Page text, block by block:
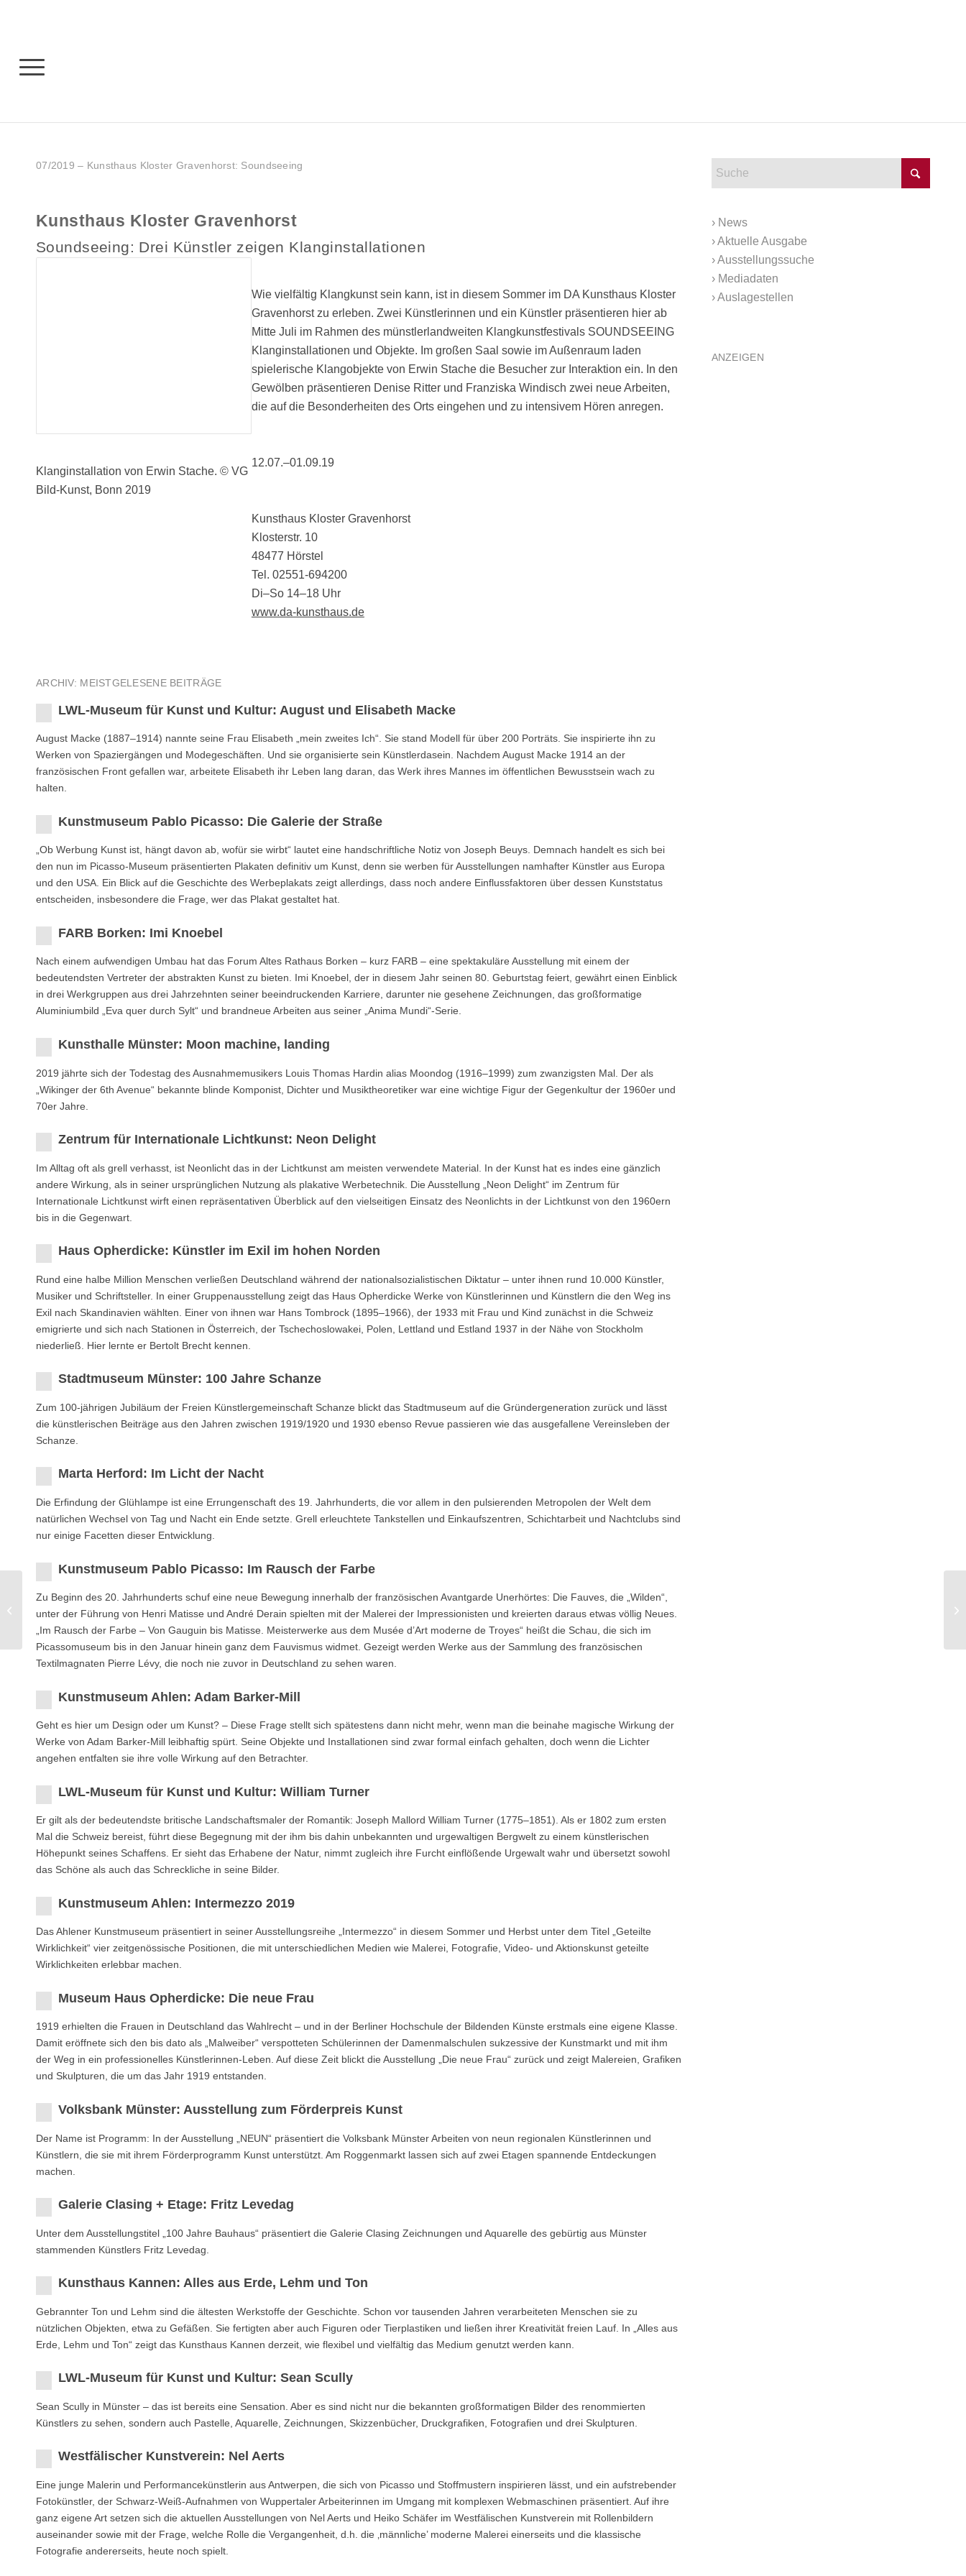
07/2019 – Kunsthaus Kloster Gravenhorst: Soundseeing
Kunsthaus Kloster Gravenhorst
Soundseeing: Drei Künstler zeigen Klanginstallationen
Klanginstallation von Erwin Stache. © VG
Bild-Kunst, Bonn 2019
Wie vielfältig Klangkunst sein kann, ist in diesem Sommer im DA Kunsthaus Kloster
Gravenhorst zu erleben. Zwei Künstlerinnen und ein Künstler präsentieren hier ab
Mitte Juli im Rahmen des münstlerlandweiten Klangkunstfestivals SOUNDSEEING
Klanginstallationen und Objekte. Im großen Saal sowie im Außenraum laden
spielerische Klangobjekte von Erwin Stache die Besucher zur Interaktion ein. In den
Gewölben präsentieren Denise Ritter und Franziska Windisch zwei neue Arbeiten,
die auf die Besonderheiten des Orts eingehen und zu intensivem Hören anregen.
12.07.–01.09.19
Kunsthaus Kloster Gravenhorst
Klosterstr. 10
48477 Hörstel
Tel. 02551-694200
Di–So 14–18 Uhr
www.da-kunsthaus.de
ARCHIV: MEISTGELESENE BEITRÄGE
LWL-Museum für Kunst und Kultur: August und Elisabeth Macke
August Macke (1887–1914) nannte seine Frau Elisabeth „mein zweites Ich“. Sie stand Modell für über 200 Porträts. Sie inspirierte ihn zu
Werken von Spaziergängen und Modegeschäften. Und sie organisierte sein Künstlerdasein. Nachdem August Macke 1914 an der
französischen Front gefallen war, arbeitete Elisabeth ihr Leben lang daran, das Werk ihres Mannes im öffentlichen Bewusstsein wach zu
halten.
Kunstmuseum Pablo Picasso: Die Galerie der Straße
„Ob Werbung Kunst ist, hängt davon ab, wofür sie wirbt“ lautet eine handschriftliche Notiz von Joseph Beuys. Demnach handelt es sich bei
den nun im Picasso-Museum präsentierten Plakaten definitiv um Kunst, denn sie werben für Ausstellungen namhafter Künstler aus Europa
und den USA. Ein Blick auf die Geschichte des Werbeplakats zeigt allerdings, dass noch andere Einflussfaktoren über dessen Kunststatus
entscheiden, insbesondere die Frage, wer das Plakat gestaltet hat.
FARB Borken: Imi Knoebel
Nach einem aufwendigen Umbau hat das Forum Altes Rathaus Borken – kurz FARB – eine spektakuläre Ausstellung mit einem der
bedeutendsten Vertreter der abstrakten Kunst zu bieten. Imi Knoebel, der in diesem Jahr seinen 80. Geburtstag feiert, gewährt einen Einblick
in drei Werkgruppen aus drei Jahrzehnten seiner beeindruckenden Karriere, darunter nie gesehene Zeichnungen, das großformatige
Aluminiumbild „Eva quer durch Sylt“ und brandneue Arbeiten aus seiner „Anima Mundi“-Serie.
Kunsthalle Münster: Moon machine, landing
2019 jährte sich der Todestag des Ausnahmemusikers Louis Thomas Hardin alias Moondog (1916–1999) zum zwanzigsten Mal. Der als
„Wikinger der 6th Avenue“ bekannte blinde Komponist, Dichter und Musiktheoretiker war eine wichtige Figur der Gegenkultur der 1960er und
70er Jahre.
Zentrum für Internationale Lichtkunst: Neon Delight
Im Alltag oft als grell verhasst, ist Neonlicht das in der Lichtkunst am meisten verwendete Material. In der Kunst hat es indes eine gänzlich
andere Wirkung, als in seiner ursprünglichen Nutzung als plakative Werbetechnik. Die Ausstellung „Neon Delight“ im Zentrum für
Internationale Lichtkunst wirft einen repräsentativen Überblick auf den vielseitigen Einsatz des Neonlichts in der Lichtkunst von den 1960ern
bis in die Gegenwart.
Haus Opherdicke: Künstler im Exil im hohen Norden
Rund eine halbe Million Menschen verließen Deutschland während der nationalsozialistischen Diktatur – unter ihnen rund 10.000 Künstler,
Musiker und Schriftsteller. In einer Gruppenausstellung zeigt das Haus Opherdicke Werke von Künstlerinnen und Künstlern die den Weg ins
Exil nach Skandinavien wählten. Einer von ihnen war Hans Tombrock (1895–1966), der 1933 mit Frau und Kind zunächst in die Schweiz
emigrierte und sich nach Stationen in Österreich, der Tschechoslowakei, Polen, Lettland und Estland 1937 in der Nähe von Stockholm
niederließ. Hier lernte er Bertolt Brecht kennen.
Stadtmuseum Münster: 100 Jahre Schanze
Zum 100-jährigen Jubiläum der Freien Künstlergemeinschaft Schanze blickt das Stadtmuseum auf die Gründergeneration zurück und lässt
die künstlerischen Beiträge aus den Jahren zwischen 1919/1920 und 1930 ebenso Revue passieren wie das ausgefallene Vereinsleben der
Schanze.
Marta Herford: Im Licht der Nacht
Die Erﬁndung der Glühlampe ist eine Errungenschaft des 19. Jahrhunderts, die vor allem in den pulsierenden Metropolen der Welt dem
natürlichen Wechsel von Tag und Nacht ein Ende setzte. Grell erleuchtete Tankstellen und Einkaufszentren, Schichtarbeit und Nachtclubs sind
nur einige Facetten dieser Entwicklung.
Kunstmuseum Pablo Picasso: Im Rausch der Farbe
Zu Beginn des 20. Jahrhunderts schuf eine neue Bewegung innerhalb der französischen Avantgarde Unerhörtes: Die Fauves, die „Wilden“,
unter der Führung von Henri Matisse und André Derain spielten mit der Malerei der Impressionisten und kreierten daraus etwas völlig Neues.
„Im Rausch der Farbe – Von Gauguin bis Matisse. Meisterwerke aus dem Musée d’Art moderne de Troyes“ heißt die Schau, die sich im
Picassomuseum bis in den Januar hinein ganz dem Fauvismus widmet. Gezeigt werden Werke aus der Sammlung des französischen
Textilmagnaten Pierre Lévy, die noch nie zuvor in Deutschland zu sehen waren.
Kunstmuseum Ahlen: Adam Barker-Mill
Geht es hier um Design oder um Kunst? – Diese Frage stellt sich spätestens dann nicht mehr, wenn man die beinahe magische Wirkung der
Werke von Adam Barker-Mill leibhaftig spürt. Seine Objekte und Installationen sind zwar formal einfach gehalten, doch wenn die Lichter
angehen entfalten sie ihre volle Wirkung auf den Betrachter.
LWL-Museum für Kunst und Kultur: William Turner
Er gilt als der bedeutendste britische Landschaftsmaler der Romantik: Joseph Mallord William Turner (1775–1851). Als er 1802 zum ersten
Mal die Schweiz bereist, führt diese Begegnung mit der ihm bis dahin unbekannten und urgewaltigen Bergwelt zu einem künstlerischen
Höhepunkt seines Schaffens. Er sieht das Erhabene der Natur, nimmt zugleich ihre Furcht einflößende Urgewalt wahr und übersetzt sowohl
das Schöne als auch das Schreckliche in seine Bilder.
Kunstmuseum Ahlen: Intermezzo 2019
Das Ahlener Kunstmuseum präsentiert in seiner Ausstellungsreihe „Intermezzo“ in diesem Sommer und Herbst unter dem Titel „Geteilte
Wirklichkeit“ vier zeitgenössische Positionen, die mit unterschiedlichen Medien wie Malerei, Fotografie, Video- und Aktionskunst geteilte
Wirklichkeiten erlebbar machen.
Museum Haus Opherdicke: Die neue Frau
1919 erhielten die Frauen in Deutschland das Wahlrecht – und in der Berliner Hochschule der Bildenden Künste erstmals eine eigene Klasse.
Damit eröffnete sich den bis dato als „Malweiber“ verspotteten Schülerinnen der Damenmalschulen sukzessive der Kunstmarkt und mit ihm
der Weg in ein professionelles Künstlerinnen-Leben. Auf diese Zeit blickt die Ausstellung „Die neue Frau“ zurück und zeigt Malereien, Grafiken
und Skulpturen, die um das Jahr 1919 entstanden.
Volksbank Münster: Ausstellung zum Förderpreis Kunst
Der Name ist Programm: In der Ausstellung „NEUN“ präsentiert die Volksbank Münster Arbeiten von neun regionalen Künstlerinnen und
Künstlern, die sie mit ihrem Förderprogramm Kunst unterstützt. Am Roggenmarkt lassen sich auf zwei Etagen spannende Entdeckungen
machen.
Galerie Clasing + Etage: Fritz Levedag
Unter dem Ausstellungstitel „100 Jahre Bauhaus“ präsentiert die Galerie Clasing Zeichnungen und Aquarelle des gebürtig aus Münster
stammenden Künstlers Fritz Levedag.
Kunsthaus Kannen: Alles aus Erde, Lehm und Ton
Gebrannter Ton und Lehm sind die ältesten Werkstoffe der Geschichte. Schon vor tausenden Jahren verarbeiteten Menschen sie zu
nützlichen Objekten, etwa zu Gefäßen. Sie fertigten aber auch Figuren oder Tierplastiken und ließen ihrer Kreativität freien Lauf. In „Alles aus
Erde, Lehm und Ton“ zeigt das Kunsthaus Kannen derzeit, wie flexibel und vielfältig das Medium genutzt werden kann.
LWL-Museum für Kunst und Kultur: Sean Scully
Sean Scully in Münster – das ist bereits eine Sensation. Aber es sind nicht nur die bekannten großformatigen Bilder des renommierten
Künstlers zu sehen, sondern auch Pastelle, Aquarelle, Zeichnungen, Skizzenbücher, Druckgrafiken, Fotografien und drei Skulpturen.
Westfälischer Kunstverein: Nel Aerts
Eine junge Malerin und Performancekünstlerin aus Antwerpen, die sich von Picasso und Stoffmustern inspirieren lässt, und ein aufstrebender
Fotokünstler, der Schwarz-Weiß-Aufnahmen von Wuppertaler Arbeiterinnen im Umgang mit komplexen Webmaschinen präsentiert. Auf ihre
ganz eigene Art setzen sich die aktuellen Ausstellungen von Nel Aerts und Heiko Schäfer im Westfälischen Kunstverein mit Rollenbildern
auseinander sowie mit der Frage, welche Rolle die Vergangenheit, d.h. die ‚männliche’ moderne Malerei einerseits und die klassische
Fotografie andererseits, heute noch spielt.
› News
›Aktuelle Ausgabe
›Ausstellungssuche
› Mediadaten
›Auslagestellen
ANZEIGEN
Burg Vischering:
Mateusz Szczypiński